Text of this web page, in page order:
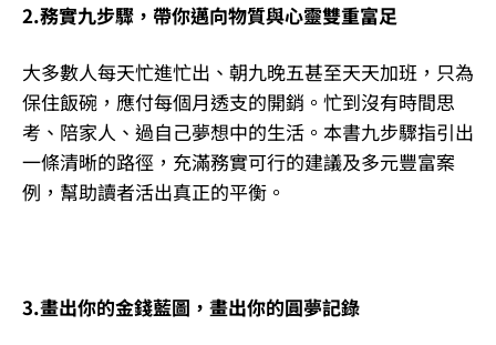
2.務實九步驟，帶你邁向物質與心靈雙重富足
大多數人每天忙進忙出、朝九晚五甚至天天加班，只為
保住飯碗，應付每個月透支的開銷。忙到沒有時間思
考、陪家人、過自己夢想中的生活。本書九步驟指引出
一條清晰的路徑，充滿務實可行的建議及多元豐富案
例，幫助讀者活出真正的平衡。
3.畫出你的金錢藍圖，畫出你的圓夢記錄